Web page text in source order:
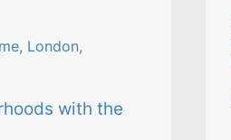
, London,